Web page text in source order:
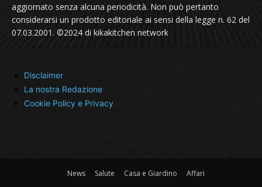
aggiornato senza alcuna periodicità. Non può pertanto
considerarsi un prodotto editoriale ai sensi della legge n. 62 del
07.03.2001. ©2024 di kikakitchen network
Disclaimer
La nostra Redazione
Cookie Policy e Privacy
News Salute Casa e Giardino Affari